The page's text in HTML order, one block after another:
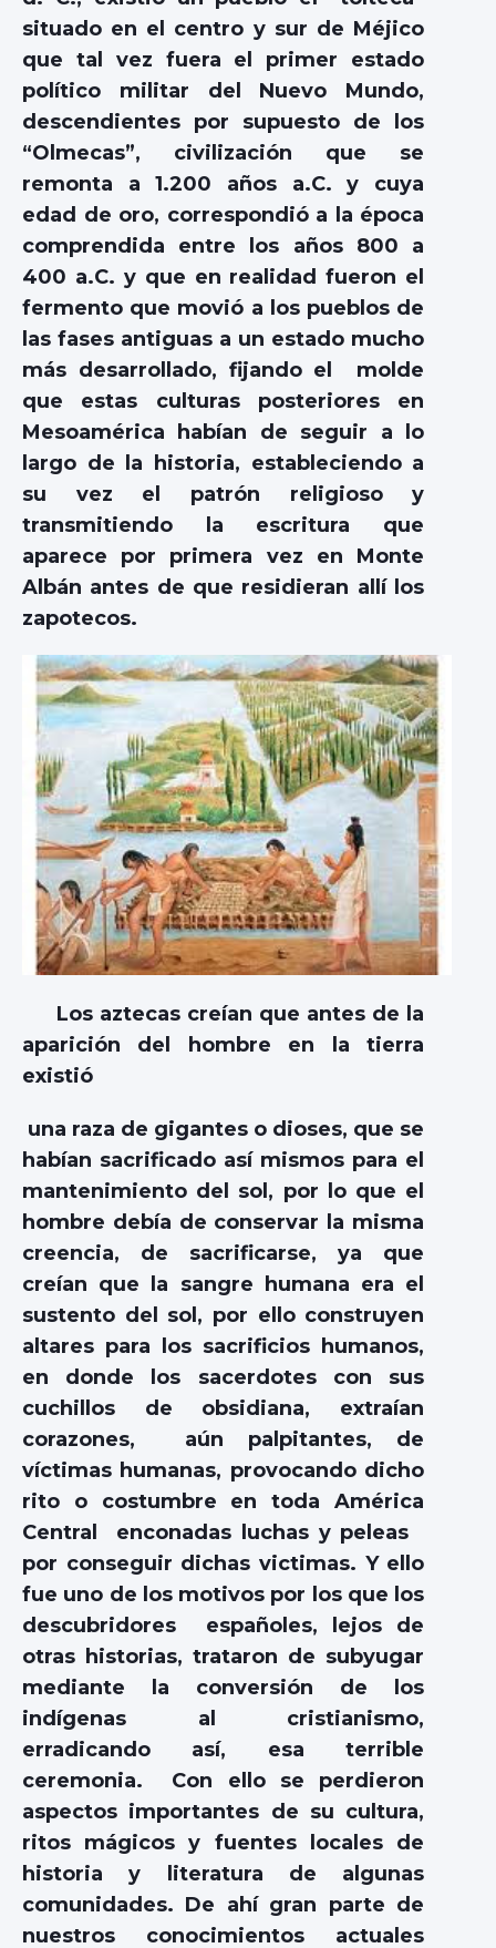
situado en el centro y sur de Méjico
que tal vez fuera el primer estado
político militar del Nuevo Mundo,
descendientes por supuesto de los
“Olmecas”, civilización que se
remonta a 1.200 años a.C. y cuya
edad de oro, correspondió a la época
comprendida entre los años 800 a
400 a.C. y que en realidad fueron el
fermento que movió a los pueblos de
las fases antiguas a un estado mucho
más desarrollado, fijando el molde
que estas culturas posteriores en
Mesoamérica habían de seguir a lo
largo de la historia, estableciendo a
su vez el patrón religioso y
transmitiendo la escritura que
aparece por primera vez en Monte
Albán antes de que residieran allí los
zapotecos.
Los aztecas creían que antes de la
aparición del hombre en la tierra
existió
una raza de gigantes o dioses, que se
habían sacrificado así mismos para el
mantenimiento del sol, por lo que el
hombre debía de conservar la misma
creencia, de sacrificarse, ya que
creían que la sangre humana era el
sustento del sol, por ello construyen
altares para los sacrificios humanos,
en donde los sacerdotes con sus
cuchillos de obsidiana, extraían
corazones, aún palpitantes, de
víctimas humanas, provocando dicho
rito o costumbre en toda América
Central enconadas luchas y peleas
por conseguir dichas victimas. Y ello
fue uno de los motivos por los que los
descubridores españoles, lejos de
otras historias, trataron de subyugar
mediante la conversión de los
indígenas al cristianismo,
erradicando así, esa terrible
ceremonia. Con ello se perdieron
aspectos importantes de su cultura,
ritos mágicos y fuentes locales de
historia y literatura de algunas
comunidades. De ahí gran parte de
nuestros conocimientos actuales